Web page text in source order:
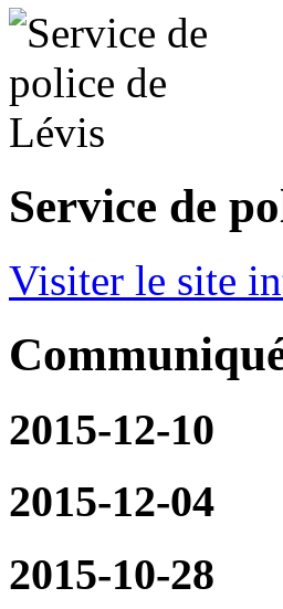
Service de
Visiter le site
2015-12-10
2015-12-04
2015-10-28